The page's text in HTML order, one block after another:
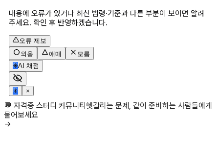
내용에 오류가 있거나 최신 법령·기준과 다른 부분이 보이면 알려
주세요. 확인 후 반영하겠습니다.
오류 제보
외움
애매
모름
✳AI 채점
✳ ×
💬 자격증 스터디 커뮤니티헷갈리는 문제, 같이 준비하는 사람들에게
물어보세요
→